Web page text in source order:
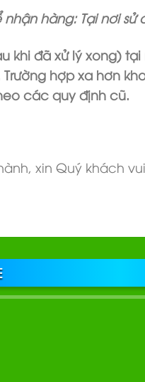
hàng: Tại nơi sử
khi đã xử lý xong)
hợp xa hơn
các quy định cũ.
xin Quý khách